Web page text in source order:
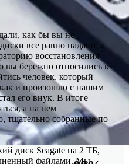
как бы вы не
все равно падают, а
восстановления
вы бережно относились к
человек, который
и произошло с нашим
его внук. В итоге
а на нем
тщательно собранные по
диск Seagate на 2 ТБ,
файлами. Мы